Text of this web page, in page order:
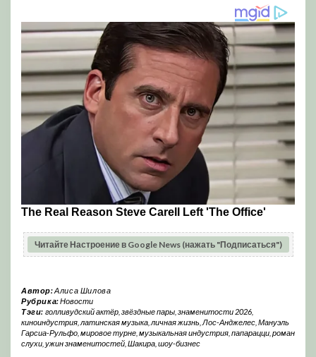
Читайте Настроение в Google News (нажать "Подписаться")
Автор:Алиса Шилова
Рубрика:Новости
Тэги: голливудский актёр, звёздные пары, знаменитости 2026,
киноиндустрия латинская музыка личная жизнь Лос-Анджелес Мануэль
Гарсиа-Рульфо мировое турне музыкальная индустрия папарацци роман
слухи ужин знаменитостей Шакира шоу-бизнес